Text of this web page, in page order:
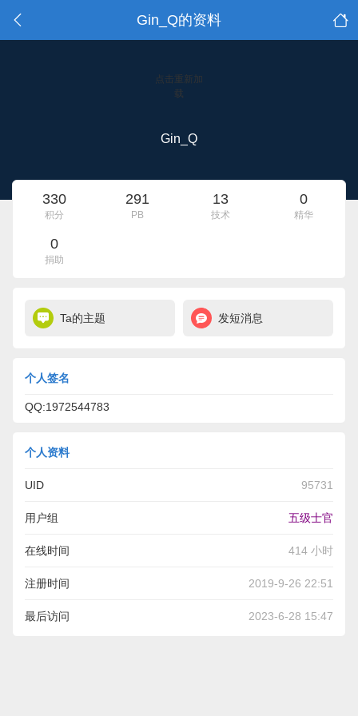
Gin_Q的资料
点击重新加
载
Gin_Q
330
积分
291
PB
13
技术
0
精华
0
捐助
Ta的主题 发短消息
个人签名
QQ:1972544783
个人资料
UID 95731
用户组 五级士官
在线时间 414 小时
注册时间 2019-9-26 22:51
最后访问 2023-6-28 15:47